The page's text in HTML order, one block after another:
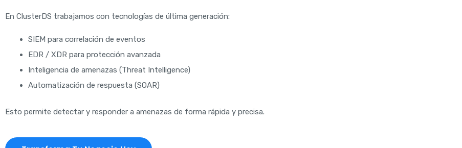
En ClusterDS trabajamos con tecnologías de última generación:
SIEM para correlación de eventos
EDR / XDR para protección avanzada
Inteligencia de amenazas (Threat Intelligence)
Automatización de respuesta (SOAR)
Esto permite detectar y responder a amenazas de forma rápida y precisa.